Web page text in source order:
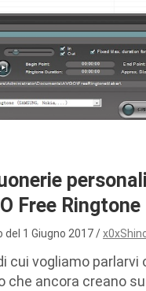
Free
1 Giugno 2017
cui vogliamo parlarvi
che ancora creano